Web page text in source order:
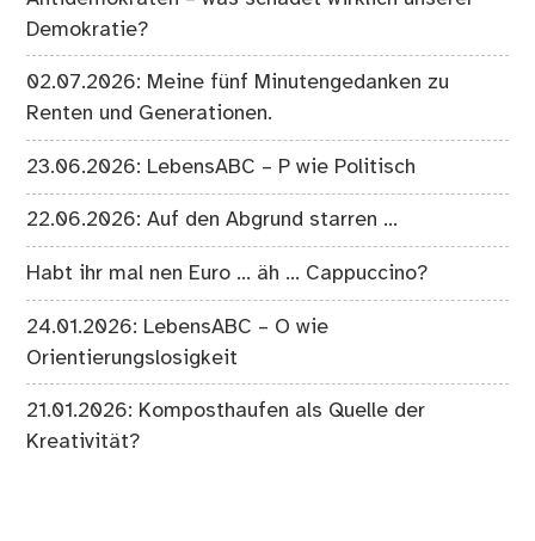
Demokratie?
02.07.2026: Meine fünf Minutengedanken zu
Renten und Generationen.
23.06.2026: LebensABC – P wie Politisch
22.06.2026: Auf den Abgrund starren …
Habt ihr mal nen Euro … äh … Cappuccino?
24.01.2026: LebensABC – O wie
Orientierungslosigkeit
21.01.2026: Komposthaufen als Quelle der
Kreativität?